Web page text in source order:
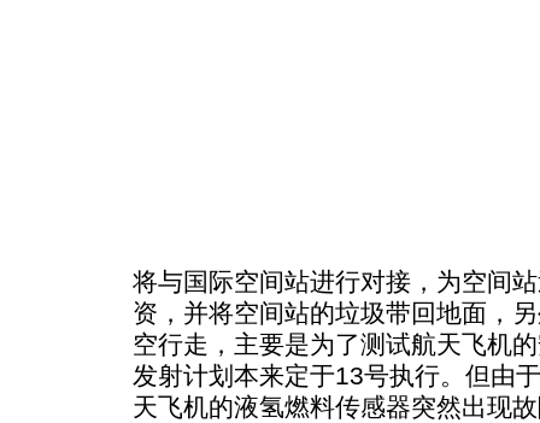
将与国际空间站进行对接，为空间
资，并将空间站的垃圾带回地面，
空行走，主要是为了测试航天飞机
发射计划本来定于13号执行。但由
天飞机的液氢燃料传感器突然出现